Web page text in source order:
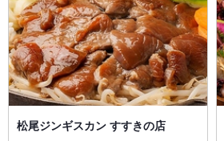
松尾ジンギスカン すすきの店